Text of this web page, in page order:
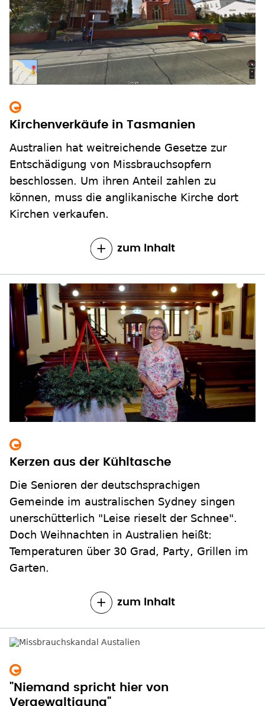
Kirchenverkäufe in Tasmanien
Australien hat weitreichende Gesetze zur
Entschädigung von Missbrauchsopfern
beschlossen. Um ihren Anteil zahlen zu
können, muss die anglikanische Kirche dort
Kirchen verkaufen.
zum Inhalt
Kerzen aus der Kühltasche
Die Senioren der deutschsprachigen
Gemeinde im australischen Sydney singen
unerschütterlich "Leise rieselt der Schnee".
Doch Weihnachten in Australien heißt:
Temperaturen über 30 Grad, Party, Grillen im
Garten.
zum Inhalt
"Niemand spricht hier von
Vergewaltigung"